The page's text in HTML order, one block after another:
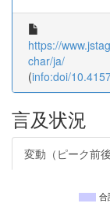
https://
char/ja/
(info:doi/
言及状況
変動（ピーク前後
合